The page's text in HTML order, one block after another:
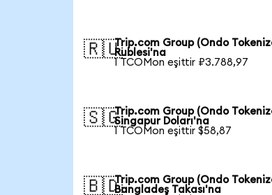
🇷🇺Trip.com Group (Ondo
Rublesi'na
1 TCOMon eşittir ₽3.788,97
🇸🇬Trip.com Group (Ondo
Singapur Doları'na
1 TCOMon eşittir $58,87
🇧🇩Trip.com Group (Ondo
Bangladeş Takası'na